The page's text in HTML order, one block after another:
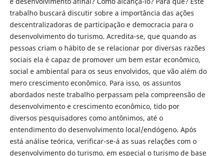
trabalho buscará discutir sobre a importância das ações
descentralizadoras de participação e democracia para o
desenvolvimento do turismo. Acredita-se, que quando as
pessoas criam o hábito de se relacionar por diversas razões
sociais ela é capaz de promover um bem estar econômico,
social e ambiental para os seus envolvidos, que vão além do
mero crescimento econômico. Para isso, os assuntos
abordados neste trabalho perpassam pela compreensão de
desenvolvimento e crescimento econômico, tido por
diversos pesquisadores como antônimos, até o
entendimento do desenvolvimento local/endógeno. Após
está análise teórica, verificar-se-á as suas relações com o
desenvolvimento do turismo, em especial o turismo de base